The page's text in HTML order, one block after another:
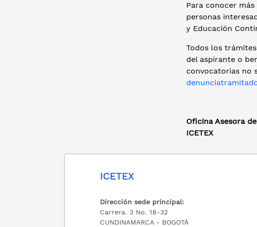
Para conocer
personas
y Educación
Todos los
del aspirante o
convocatorias no
Oficina Asesora
ICETEX
ICETEX
Dirección sede principal:
Carrera. 3 No. 18-32
CUNDINAMARCA - BOGOTÁ